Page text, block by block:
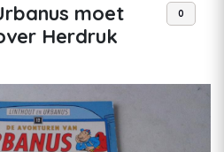
moet
Herdruk
0